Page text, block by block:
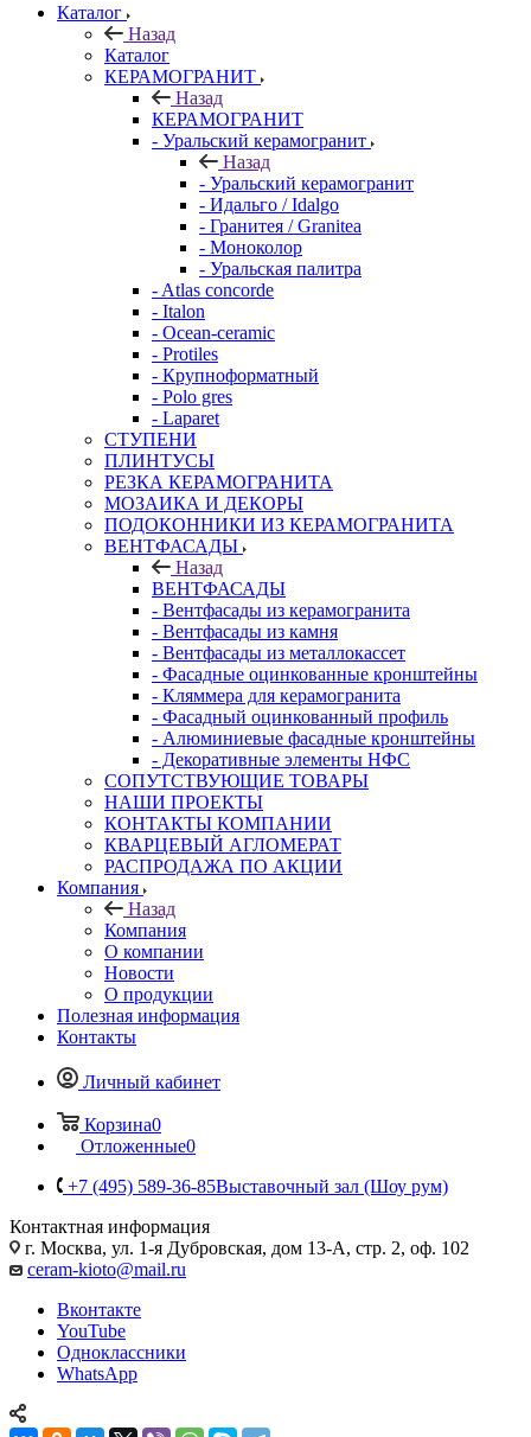
Каталог
Назад
Каталог
КЕРАМОГРАНИТ
Назад
КЕРАМОГРАНИТ
- Уральский керамогранит
Назад
- Уральский керамогранит
- Идальго / Idalgo
- Гранитея / Granitea
- Моноколор
- Уральская палитра
- Atlas concorde
- Italon
- Ocean-ceramic
- Protiles
- Крупноформатный
- Polo gres
- Laparet
СТУПЕНИ
ПЛИНТУСЫ
РЕЗКА КЕРАМОГРАНИТА
МОЗАИКА И ДЕКОРЫ
ПОДОКОННИКИ ИЗ КЕРАМОГРАНИТА
ВЕНТФАСАДЫ
Назад
ВЕНТФАСАДЫ
- Вентфасады из керамогранита
- Вентфасады из камня
- Вентфасады из металлокассет
- Фасадные оцинкованные кронштейны
- Кляммера для керамогранита
- Фасадный оцинкованный профиль
- Алюминиевые фасадные кронштейны
- Декоративные элементы НФС
СОПУТСТВУЮЩИЕ ТОВАРЫ
НАШИ ПРОЕКТЫ
КОНТАКТЫ КОМПАНИИ
КВАРЦЕВЫЙ АГЛОМЕРАТ
РАСПРОДАЖА ПО АКЦИИ
Компания
Назад
Компания
О компании
Новости
О продукции
Полезная информация
Контакты
Личный кабинет
Корзина0
Отложенные0
+7 (495) 589-36-85Выставочный зал (Шоу рум)
Контактная информация
г. Москва, ул. 1-я Дубровская, дом 13-А, стр. 2, оф. 102
ceram-kioto@mail.ru
Вконтакте
YouTube
Одноклассники
WhatsApp